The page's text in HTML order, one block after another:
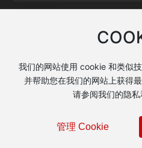
13871474966
电子邮箱：
jinli@jinlidianqi.com
我们的网站使用 cookie 和类似
并帮助您在我们的网站上获得
请参阅我们的隐
管理 Cookie
Copyright © 河北省晋力电气有限